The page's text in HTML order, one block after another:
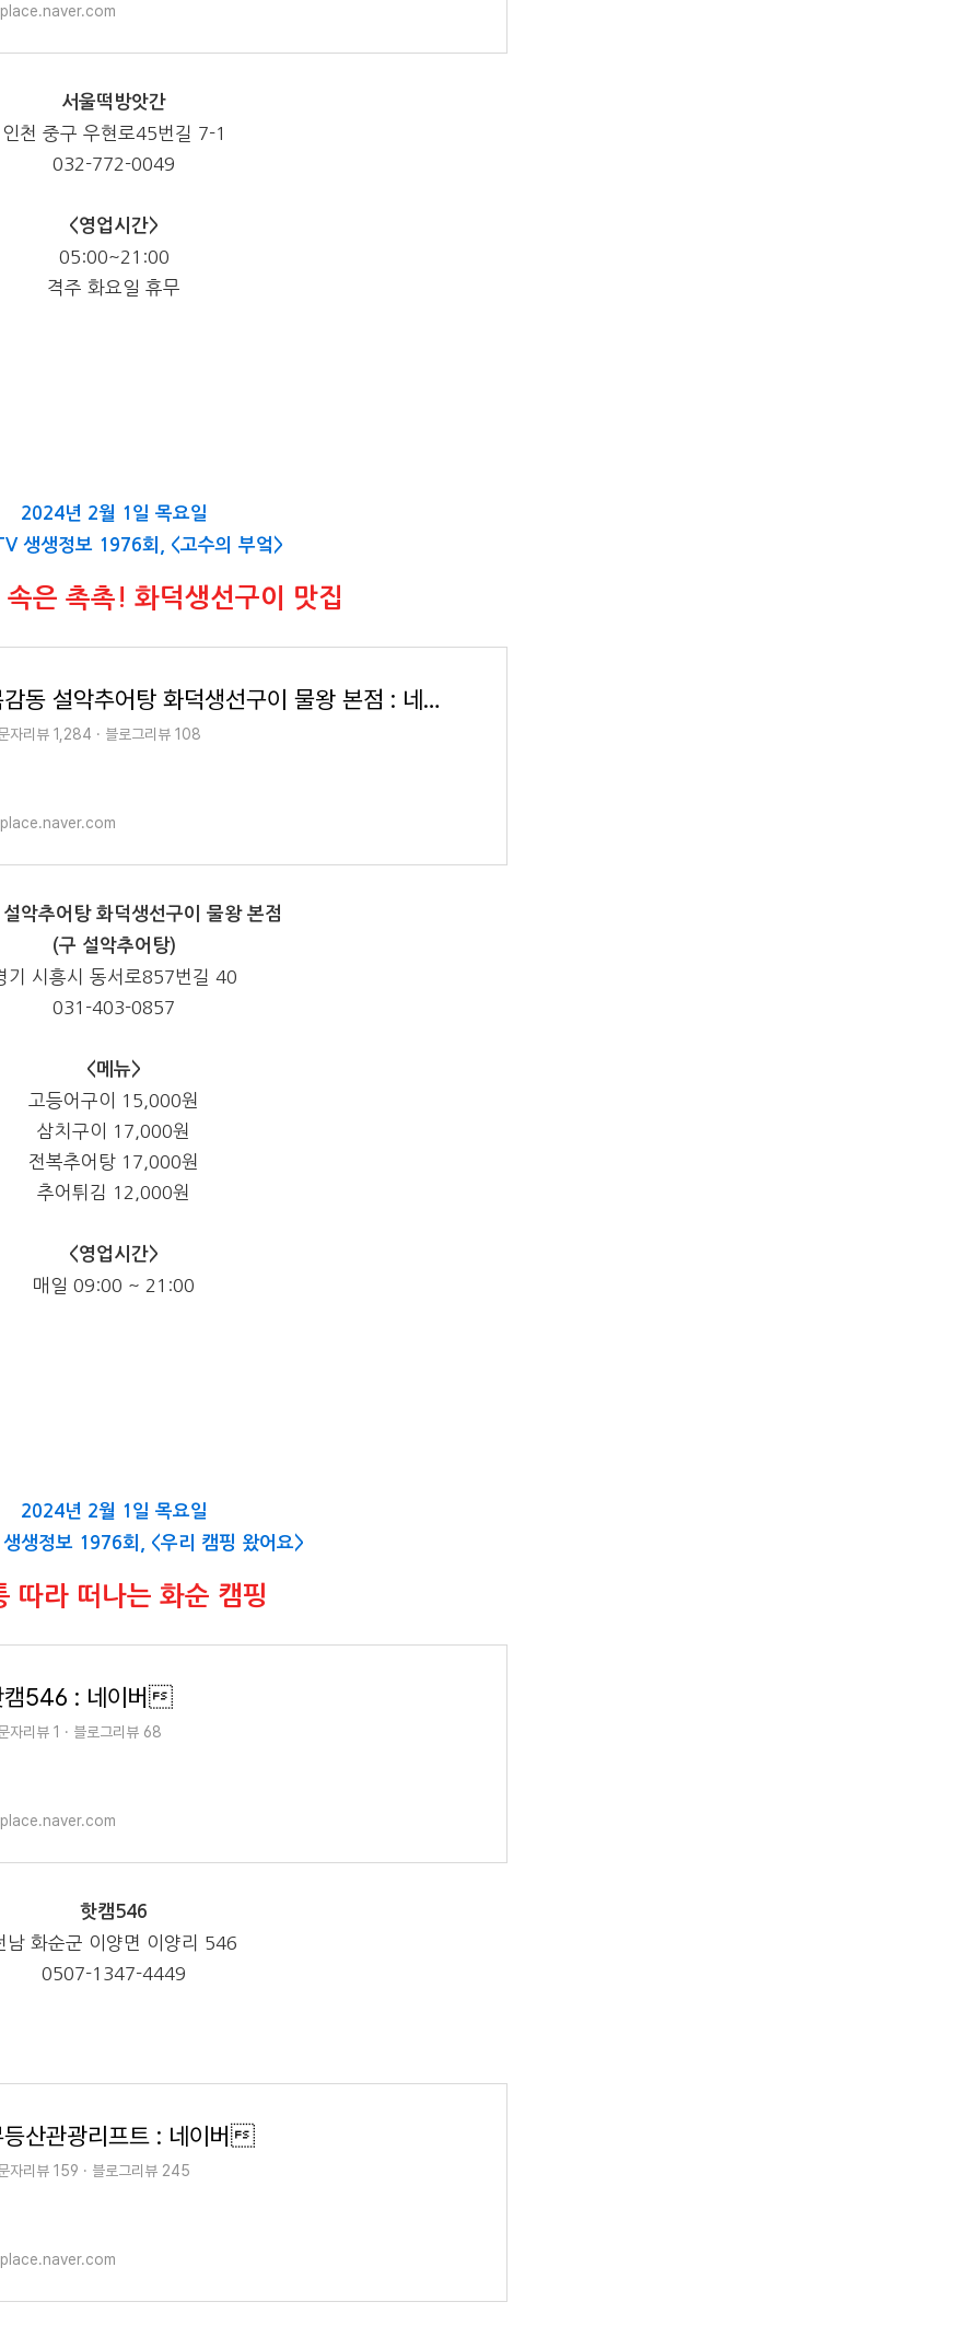
서울떡방앗간
인천 중구 우현로45번길 7-1
032-772-0049
<영업시간>
05:00~21:00
격주 화요일 휴무
2024년 2월 1일 목요일
생생정보 1976회, <고수의 부엌>
은 촉촉! 화덕생선구이 맛집
목감동 설악추어탕 화덕생선구이 물왕 본점 : 네이버
자리뷰 1,284 · 블로그리뷰 108
악추어탕 화덕생선구이 물왕 본점
(구 설악추어탕)
기 시흥시 동서로857번길 40
031-403-0857
<메뉴>
고등어구이 15,000원
삼치구이 17,000원
전복추어탕 17,000원
추어튀김 12,000원
<영업시간>
매일 09:00 ~ 21:00
2024년 2월 1일 목요일
생정보 1976회, <우리 캠핑 왔어요>
따라 떠나는 화순 캠핑
캠546 : 네이버
자리뷰 1 · 블로그리뷰 68
핫캠546
남 화순군 이양면 이양리 546
0507-1347-4449
등산관광리프트 : 네이버
자리뷰 159 · 블로그리뷰 245